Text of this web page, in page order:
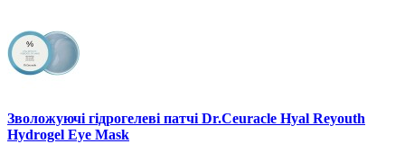
Зволожуючі гідрогелеві патчі Dr.Ceuracle Hyal Reyouth
Hydrogel Eye Mask